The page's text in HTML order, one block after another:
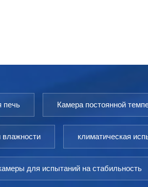
печь Камера постоянной
влажности климатическая
для испытаний на стабильность